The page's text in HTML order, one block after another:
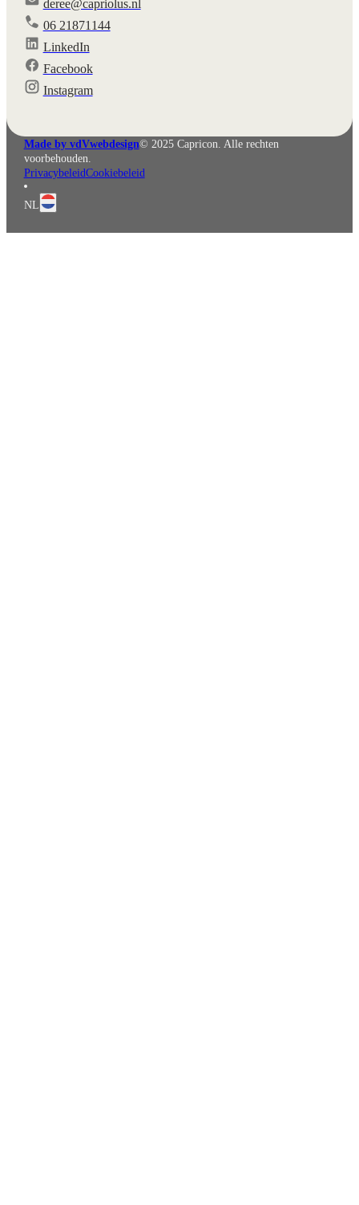
deree@capriolus.nl
06 21871144
LinkedIn
Facebook
Instagram
Made by vdVwebdesign© 2025 Capricon. Alle rechten
voorbehouden.
PrivacybeleidCookiebeleid
NL
English
Deutsch